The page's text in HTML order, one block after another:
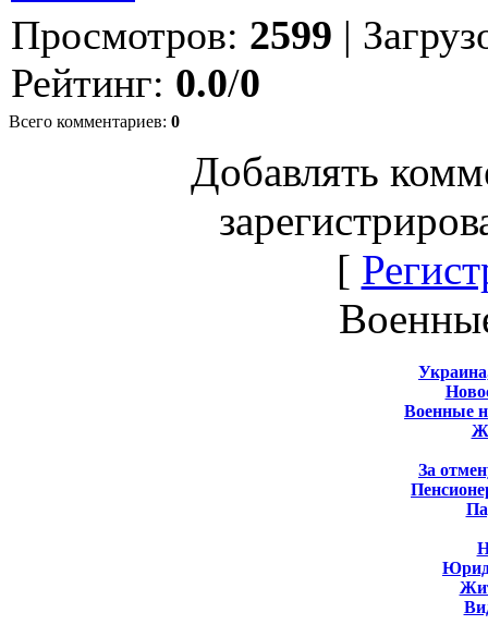
Просмотров: 2599 |
Рейтинг: 0.0/0
Всего комментариев: 0
Добавлять
[
Военные
За